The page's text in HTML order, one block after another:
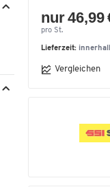
nur 46,99
pro St.
Lieferzeit:
Vergleichen